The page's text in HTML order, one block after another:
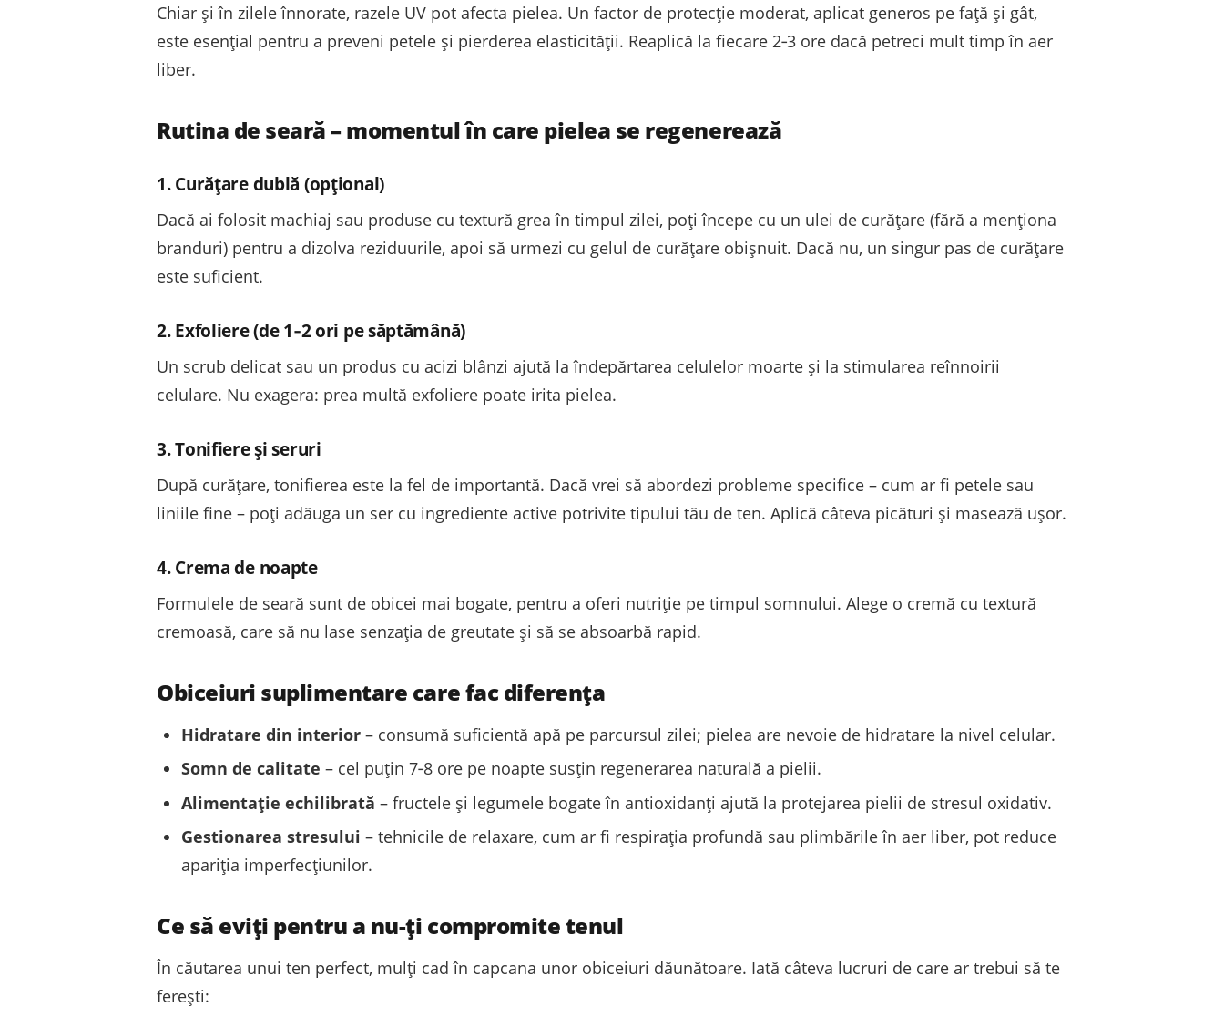
Chiar și în zilele înnorate, razele UV pot afecta pielea. Un factor de protecție moderat, aplicat generos pe față și gât,
este esențial pentru a preveni petele și pierderea elasticității. Reaplică la fiecare 2‑3 ore dacă petreci mult timp în aer
liber.
Rutina de seară – momentul în care pielea se regenerează
1. Curățare dublă (opțional)
Dacă ai folosit machiaj sau produse cu textură grea în timpul zilei, poți începe cu un ulei de curățare (fără a menționa
branduri) pentru a dizolva reziduurile, apoi să urmezi cu gelul de curățare obișnuit. Dacă nu, un singur pas de curățare
este suficient.
2. Exfoliere (de 1‑2 ori pe săptămână)
Un scrub delicat sau un produs cu acizi blânzi ajută la îndepărtarea celulelor moarte și la stimularea reînnoirii
celulare. Nu exagera: prea multă exfoliere poate irita pielea.
3. Tonifiere și seruri
După curățare, tonifierea este la fel de importantă. Dacă vrei să abordezi probleme specifice – cum ar fi petele sau
liniile fine – poți adăuga un ser cu ingrediente active potrivite tipului tău de ten. Aplică câteva picături și masează ușor.
4. Crema de noapte
Formulele de seară sunt de obicei mai bogate, pentru a oferi nutriție pe timpul somnului. Alege o cremă cu textură
cremoasă, care să nu lase senzația de greutate și să se absoarbă rapid.
Obiceiuri suplimentare care fac diferența
Hidratare din interior – consumă suficientă apă pe parcursul zilei; pielea are nevoie de hidratare la nivel celular.
Somn de calitate – cel puțin 7‑8 ore pe noapte susțin regenerarea naturală a pielii.
Alimentație echilibrată – fructele și legumele bogate în antioxidanți ajută la protejarea pielii de stresul oxidativ.
Gestionarea stresului – tehnicile de relaxare, cum ar fi respirația profundă sau plimbările în aer liber, pot reduce
apariția imperfecțiunilor.
Ce să eviți pentru a nu-ți compromite tenul
În căutarea unui ten perfect, mulți cad în capcana unor obiceiuri dăunătoare. Iată câteva lucruri de care ar trebui să te
ferești: